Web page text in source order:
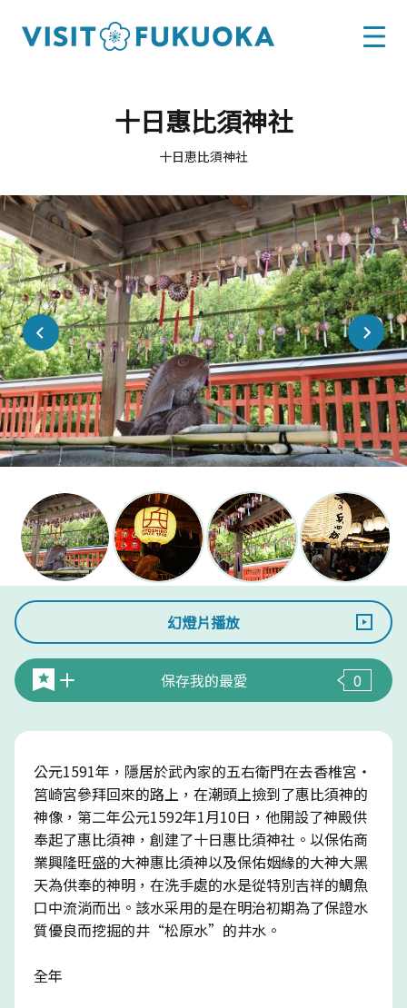
十日惠比須神社
十日恵比須神社
幻燈片播放
保存我的最愛 0
公元1591年，隱居於武內家的五右衛門在去香椎宮・
筥崎宮參拜回來的路上，在潮頭上撿到了惠比須神的
神像，第二年公元1592年1月10日，他開設了神殿供
奉起了惠比須神，創建了十日惠比須神社。以保佑商
業興隆旺盛的大神惠比須神以及保佑姻緣的大神大黑
天為供奉的神明，在洗手處的水是從特別吉祥的鯛魚
口中流淌而出。該水采用的是在明治初期為了保證水
質優良而挖掘的井“松原水”的井水。
全年